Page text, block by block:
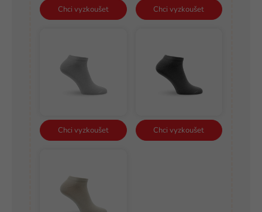
Chci vyzkoušet Chci vyzkoušet
Chci vyzkoušet Chci vyzkoušet